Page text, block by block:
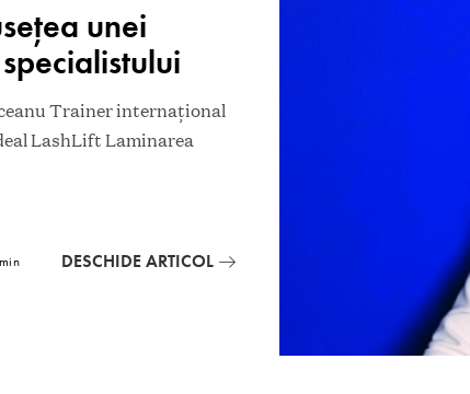
unei
Trainer internațional
LashLift Laminarea
DESCHIDE ARTICOL